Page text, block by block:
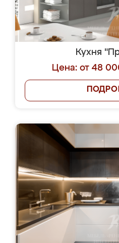
Кухня
Цена: от 48